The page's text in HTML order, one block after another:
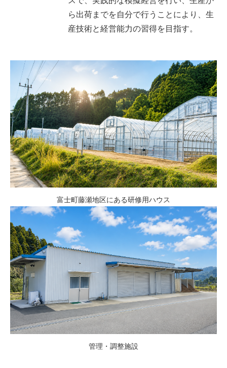
ら出荷までを自分で行うことにより、生
産技術と経営能力の習得を目指す。
富士町藤瀬地区にある研修用ハウス
管理・調整施設